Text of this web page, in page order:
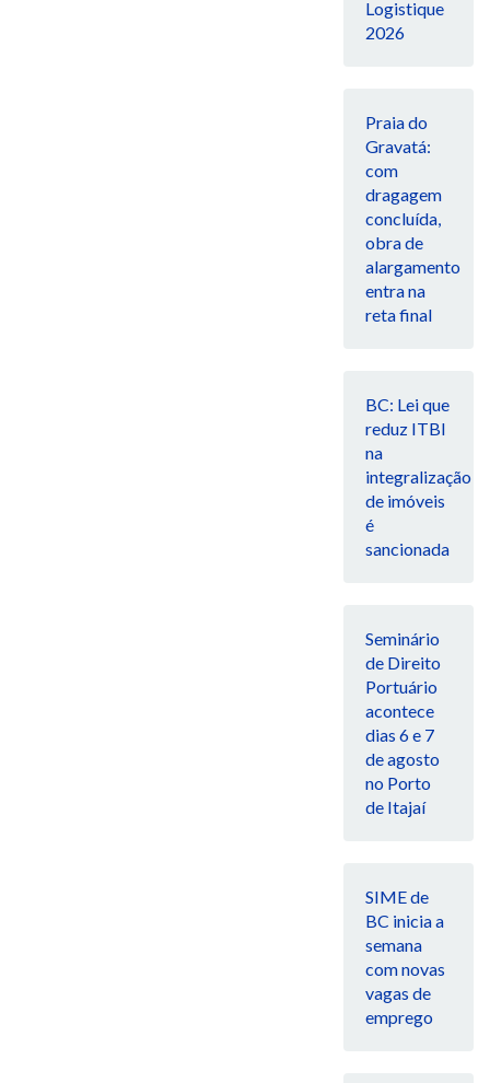
Logistique
2026
Praia do
Gravatá:
com
dragagem
concluída,
obra de
alargamento
entra na
reta final
BC: Lei que
reduz ITBI
na
integralização
de imóveis
é
sancionada
Seminário
de Direito
Portuário
acontece
dias 6 e 7
de agosto
no Porto
de Itajaí
SIME de
BC inicia a
semana
com novas
vagas de
emprego